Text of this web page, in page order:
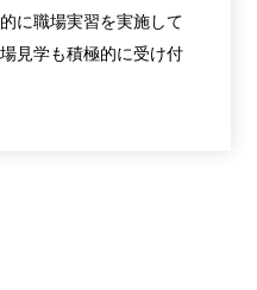
に職場実習を実施して
見学も積極的に受け付